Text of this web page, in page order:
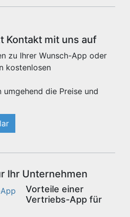
Kontakt mit uns auf
zu Ihrer Wunsch-App oder
kostenlosen
umgehend die Preise und
Ihr Unternehmen
Vorteile einer
Vertriebs-App für